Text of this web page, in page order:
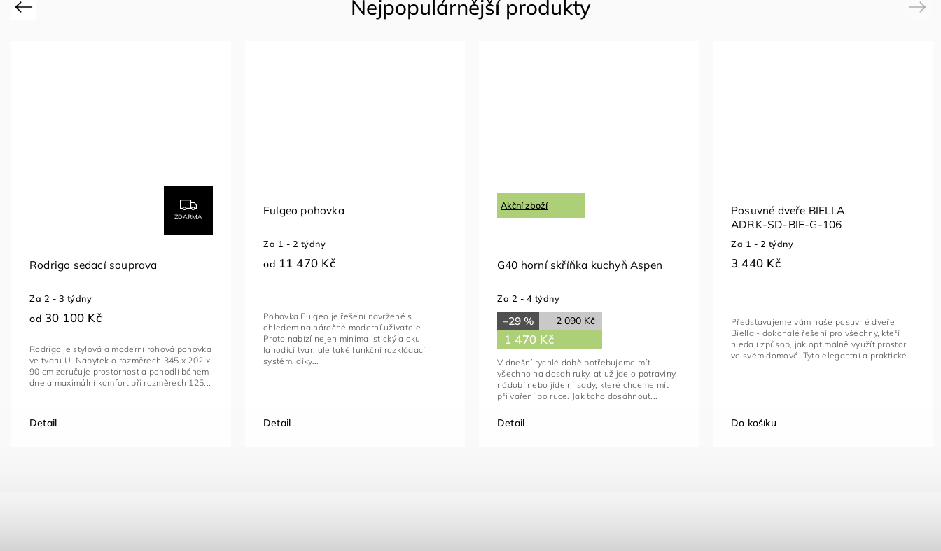
Previous
ZDARMA
Rodrigo sedací souprava
Za 2 - 3 týdny
od 30 100 Kč
Detail
Rodrigo je stylová a moderní rohová pohovka
ve tvaru U. Nábytek o rozměrech 345 x 202 x
90 cm zaručuje prostornost a pohodlí během
dne a maximální komfort při rozměrech 125...
Fulgeo pohovka
Za 1 - 2 týdny
od 11 470 Kč
Detail
Pohovka Fulgeo je řešení navržené s
ohledem na náročné moderní uživatele.
Proto nabízí nejen minimalistický a oku
lahodící tvar, ale také funkční rozkládací
systém, díky...
Akční zboží
G40 horní skříňka kuchyň Aspen
Za 2 - 4 týdny
2 090 Kč
–29 %
1 470 Kč
Detail
V dnešní rychlé době potřebujeme mít
všechno na dosah ruky, ať už jde o potraviny,
nádobí nebo jídelní sady, které chceme mít
při vaření po ruce. Jak toho dosáhnout...
Posuvné dveře BIELLA
ADRK-SD-BIE-G-106
Za 1 - 2 týdny
3 440 Kč
Do košíku
Představujeme vám naše posuvné dveře
Biella - dokonalé řešení pro všechny, kteří
hledají způsob, jak optimálně využít prostor
ve svém domově. Tyto elegantní a praktické...
Next